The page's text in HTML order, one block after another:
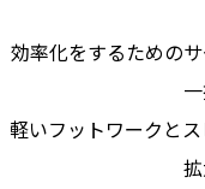
効率化をするための
軽いフットワークと